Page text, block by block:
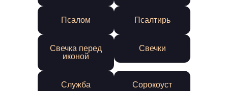
Псалом Псалтирь
Свечка перед
иконой
Свечки
Служба Сорокоуст